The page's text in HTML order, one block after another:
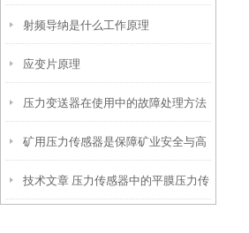
用
射频导纳是什么工作原理
应变片原理
压力变送器在使用中的故障处理方法
矿用压力传感器是保障矿业安全与高
效生产的关键装备
技术文章 压力传感器中的平膜压力传